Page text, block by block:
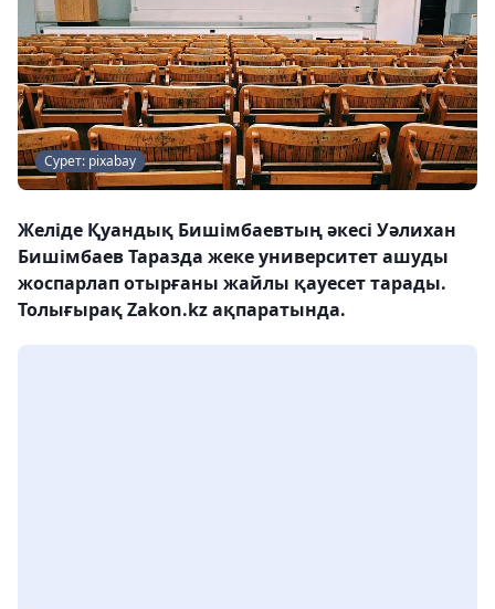
Сурет: pixabay
Желіде Қуандық Бишімбаевтың әкесі Уәлихан
Бишімбаев Таразда жеке университет ашуды
жоспарлап отырғаны жайлы қауесет тарады.
Толығырақ Zakon.kz ақпаратында.